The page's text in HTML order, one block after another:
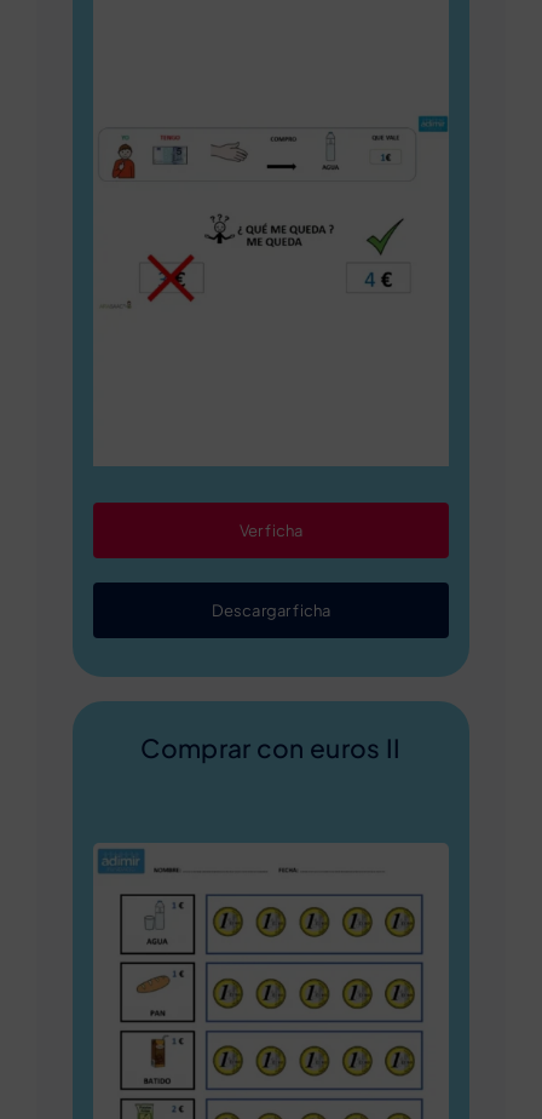
Ver ficha
Descargar ficha
Comprar con euros II